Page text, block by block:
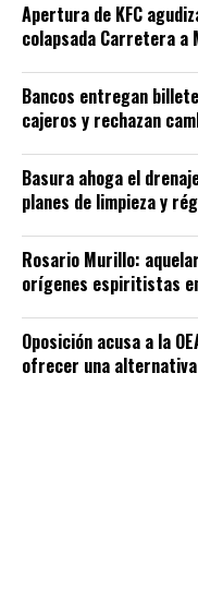
Apertura de KFC
colapsada Carretera a
Bancos entregan
cajeros y rechazan
Basura ahoga el
planes de limpieza y
Rosario Murillo:
orígenes espiritistas
Oposición acusa a la
ofrecer una